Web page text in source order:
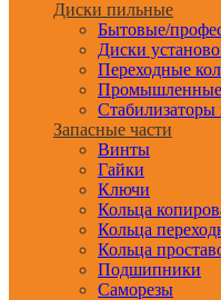
Диски пильные
Бытовые/
Диски
Переходные
Промышленные
Запасные части
Винты
Гайки
Ключи
Кольца
Кольца
Кольца
Подшипники
Саморезы